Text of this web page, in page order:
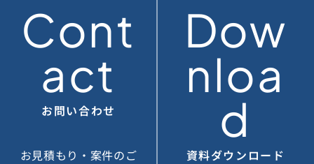
Cont
act
お問い合わせ
お見積もり・案件のご
Dow
nloa
d
資料ダウンロード